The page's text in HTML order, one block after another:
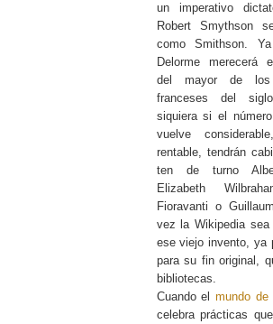
un imperativo
Robert Smythson
como Smithson.
Delorme merecerá
del mayor de los
franceses del
siquiera si el
vuelve
rentable, tendrán
ten de turno
Elizabeth
Fioravanti o
vez la Wikipedia
ese viejo invento, ya
para su fin original,
bibliotecas.
Cuando elmundo de
celebra prácticas